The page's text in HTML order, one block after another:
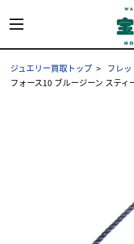
ジュエリー買取トップ
フレ
フォース10 ブルージーン ステ